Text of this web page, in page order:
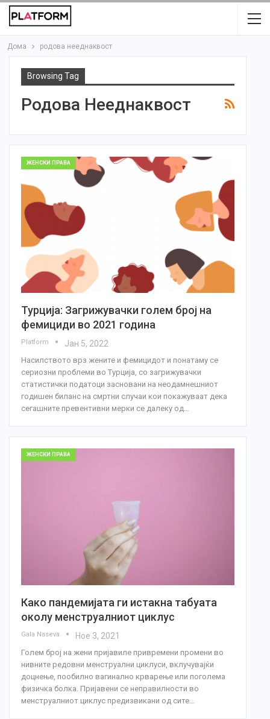
Дома родова нееднаквост
Browsing Tag
Родова Нееднаквост
ЖЕНСКИ ПРАВА
Турција: Загрижувачки голем број на
фемициди во 2021 година
Platform Јан 5, 2022
Насилството врз жените и фемицидот и понатаму се
сериозни проблеми во Турција, со загрижувачки
статистички податоци засновани на неодамнешниот
годишен биланс на смртни случаи кои покажуваат дека
сегашните превентивни мерки се далеку од…
ЖЕНСКИ ПРАВА
Како пандемијата ги истакна табуата
околу менструалниот циклус
Gala Naseva Ное 3, 2021
Голем број на жени пријавиле привремени промени во
нивните редовни менструални циклуси, вклучувајќи
доцнење, пообилно вагинално крварење или поголема
физичка болка. Пријавени се неправилности во
менструалниот циклус предизвикани од сите…